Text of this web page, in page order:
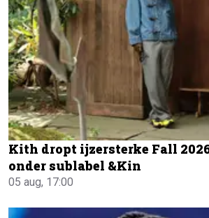
Kith dropt ijzersterke Fall
onder sublabel &Kin
05 aug, 17:00